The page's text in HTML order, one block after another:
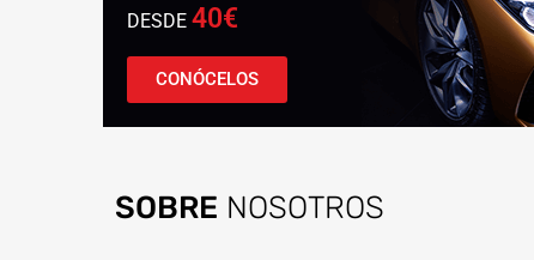
DESDE 40€
CONÓCELOS
SOBRE NOSOTROS